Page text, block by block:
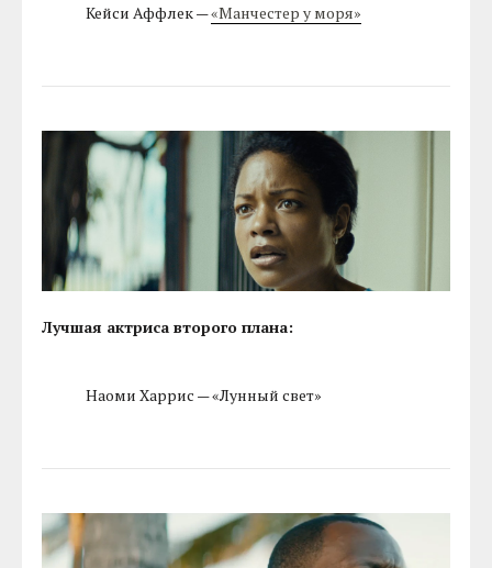
Кейси Аффлек —«Манчестер у моря»
Лучшая актриса второго плана:
Наоми Харрис — «Лунный свет»